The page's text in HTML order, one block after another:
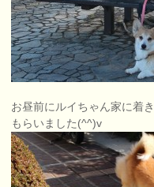
お昼前にルイちゃん家に着
もらいました(^^)v